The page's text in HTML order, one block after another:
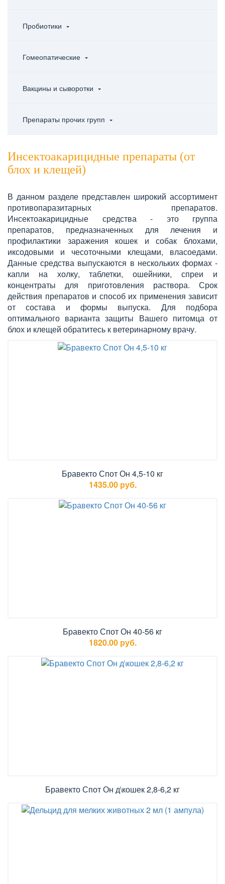
Пробиотики
Гомеопатические
Вакцины и сыворотки
Препараты прочих групп
Инсектоакарицидные препараты (от
блох и клещей)
В данном разделе представлен широкий ассортимент
противопаразитарных препаратов.
Инсектоакарицидные средства - это группа
препаратов, предназначенных для лечения и
профилактики заражения кошек и собак блохами,
иксодовыми и чесоточными клещами, власоедами.
Данные средства выпускаются в нескольких формах -
капли на холку, таблетки, ошейники, спреи и
концентраты для приготовления раствора. Срок
действия препаратов и способ их применения зависит
от состава и формы выпуска. Для подбора
оптимального варианта защиты Вашего питомца от
блох и клещей обратитесь к ветеринарному врачу.
Бравекто Спот Он 4,5-10 кг
1435.00 руб.
Бравекто Спот Он 40-56 кг
1820.00 руб.
Бравекто Спот Он д\кошек 2,8-6,2 кг